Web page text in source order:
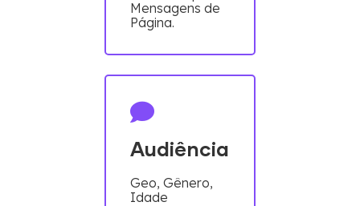
Mensagens de
Página.
Audiência
Geo, Gênero,
Idade